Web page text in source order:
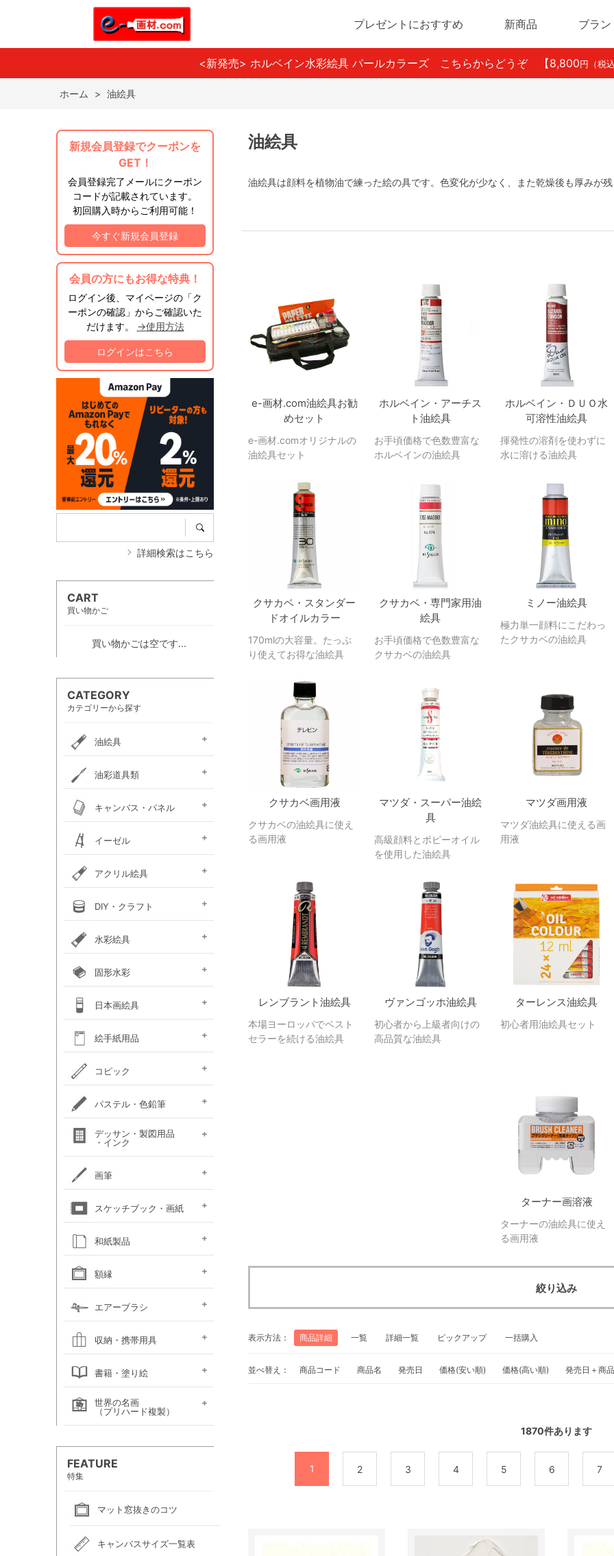
プレゼントにおすすめ 新商品 ブラン
<新発売> ホルベイン水彩絵具 パールカラーズ こちらからどうぞ 【8,800 円（税込
ホーム > 油絵具
新規会員登録でクーポンを
GET！
会員登録完了メールにクーポン
コードが記載されています。
初回購入時からご利用可能！
今すぐ新規会員登録
会員の方にもお得な特典！
ログイン後、マイページの「ク
ーポンの確認」からご確認いた
だけます。 →使用方法
ログインはこちら
詳細検索はこちら
CART
買い物かご
買い物かごは空です...
CATEGORY
カテゴリーから探す
油絵具
お勧めセット
アーチスト油絵具
DUO水可溶性油絵具
ヴェルネ 高品位油絵具
ホルベイン画用液
スタンダードオイルカラー
クサカベ・専門家用油絵具
ミノー油絵具
ギルド油絵具
ラスター油絵具
クサカベ画用液
マツダ・スーパー油絵具
マツダ画用液
オイルカラー AOC
W＆N画用液
レンブラント油絵具
ヴァンゴッホ油絵具
ターレンス油絵具
ターレンス画用液
ターナー・マチソン油絵具
ターナー画溶液
油彩道具類
ペインティングナイフ
ペインティングナイフ
イタリアンアートナイフ
ペンチングナイフ
パレットナイフ
カタリスト
パレット
チューブ絞り
キャンバス・パネル
張り上げキャンバス
ロールキャンバス
キャンバスボード
木枠
キャンバス張り用具
木製パネル・水貼りテープ
メタリックキャンバス
イーゼル
アトリエイーゼル
デッサンイーゼル
ディスプレイイーゼル
野外イーゼル
卓上イーゼル
イーゼルボックス
アトリエキャビネット
イーゼル用品
アクリル絵具
アクリルガッシュ絵具
ガッシュ専用メディウム
布えのぐ
ターナー・イベントカラー
絵具（レギュラー）
絵具（ソフト）
リキテックスベーシックス
リキテックスリキッド
リキテックスプライム
アクリリックプラス
リキテックスバイオベース
メディウム類
ホルベイン・アクリリック
カラー［ヘビーボディ］
アクリリックガッシュ
ホルベイン・メディウム類
ホルベイン・アクリリック
カラー ［フルイド］
ホルベイン・アクリリック
カラー ［インク］
ホルベイン・アクリリック
カラー ［イリデッセンス］
アクリリックカラー
アクリリックガッシュ
アムステルダム・アクリリ
ックカラー エキスパート
アムステルダム・アクリル
絵具メディウム／補助材
クサカベ・アキーラ
アキーラ ガッシュ
アキーラ専用 メディウ
ム
アクリル絵具廃液処理剤
ゴールデン ヘビーボデ
ィ
ゴールデン フルイド
ゴールデン ハイフロー
ゴールデン オープン
ゴールデン ソーフラッ
ト
ゴールデン メディウム
DIY・クラフト
ガラスペイント
ベトンペースト
布えのぐ
ステッチカラー
オーブン陶土
水彩絵具
セット
専門家用透明水彩絵具
ハルモニア分離水彩絵具
シングルピグメント
W＆N プロフェッショナル・
ウォーターカラー(PWC)
レンブラント水彩絵具
ゴールデン QoR(コア)
ホルベイン透明水彩絵具
絵具（ガッシュ）
メディウム・他
ダニエルスミス
ターナー・ポスターカラー
水彩道具類
マスク液
固形水彩
ウォーターカラー(PWC)
ウォーターカラー(CWC)
ホルベイン・ケーキカラー
ホルベイン・パンカラー
FINETEC(ファインテック)
ゴールデン QoR(コア)
パール固形水彩絵具
カラー固形水彩
固形透明水彩絵具
固形透明水彩絵具
プチカラー 透明固形水
彩
ダニエルスミス ハーフパ
ン
水彩道具類
日本画絵具
新岩絵具
天然岩絵具
ナカガワ水飛胡粉
吉祥水干絵具
吉祥チューブ水干絵具
吉祥 日本画用顔料
(糊剤・目止め剤)
金泥・銀泥・箔類
顔彩角皿
顔彩鉄鉢
墨彩画セット
日本画墨
日本画道具類
ナカガワ 日本画キット
呉竹 顔彩
絵手紙用品
絵手紙セット
フィス顔彩パレット
顔彩深美
絵手紙用
はがき・絵手紙帳
コピック
コピック スケッチ
コピック チャオ
コピック クラシック
コピック アクレア
ープラス
パステル・色鉛筆
パステルセット
（ハード）
パステルセット
（ソフト）
パンパステル
パステル鉛筆セット
オイルパステル・
クレパス・クレヨン
パステル・色鉛筆
関連用品
色鉛筆セット
水彩色鉛筆セット
チョークアート
デッサン・製図用品
・インク
鉛筆セット
画用木炭
モデル人形
デッサン関連用品
ロットリング
W&N ドローイングインク
画筆
油彩筆セット
油彩用ラウンド（丸筆）
（丸平筆）
油彩用フラット（平筆）
油彩用ファン（扇型）
油絵用刷毛
水彩筆セット
水彩用ラウンド（丸筆）
水彩用フラット（平筆）
（日本画・デザイン用）
（日本画・デザイン用）
（日本画・デザイン用）
（日本画・デザイン用）
（日本画・デザイン用）
（日本画・デザイン用）
（日本画・デザイン用）
（日本画・デザイン用）
化粧筆
絵手紙用筆
スケッチブック・画紙
アルシュ水彩紙
モンバルキャンソン
ファインフェース
キャンソンXL
アルビレオ水彩紙
クレスター水彩紙
フォード水彩紙
アヴァロン水彩紙
ラングトン水彩紙
ワトソン水彩紙
ホワイトワトソン水彩紙
TACスケッチブック
W&N コットマン水彩紙
ナル水彩紙
スケッチブック 並口
オリーブシリーズ厚口
メダリオン特厚口
マルマン ヴィフアール
マルマン ソーホー
マルマン 麻表紙
クロッキーブック
クレイドクロッキー
セクションクロッキー
スタンダードクロッキー
キャンソン ミ・タント
パステルワトソン
パステルマーメイド
パステルブック
ペーパーセレクション
ポストカード
カラージェッソペーパー
水彩色紙
和紙製品
和紙・絵絹・転写紙
日本画用麻紙ボールド
水墨画用紙
ファイル
芳名帳・仮巻
額縁
油彩用額縁 (木製)
仮額縁
(マット付)
(マット無し)
軽量フレーム・イレパネ
色紙額
額用金具
エアーブラシ
ハンドピース
コンプレッサー
システムパーツ（部品）
エアーブラシ関連用品
収納・携帯用具
ポートフォリオ
キャンバスバッグ
キャンバスバッグ
スケッチバッグ各種
スケッチバッグ
エプロン
書籍・塗り絵
絵画関連書籍
塗り絵
世界の名画
（プリハード複製）
FEATURE
特集
マット窓抜きのコツ
キャンバスサイズ一覧表
油絵具
油絵具は顔料を植物油で練った絵の具です。色変化が少なく、また乾燥後も厚みが
e-画材.com油絵具お勧
めセット
e-画材.comオリジナルの
油絵具セット
ホルベイン・アーチス
ト油絵具
お手頃価格で色数豊富な
ホルベインの油絵具
ホルベイン・ＤＵＯ水
可溶性油絵具
揮発性の溶剤を使わずに
水に溶ける油絵具
クサカベ・スタンダー
ドオイルカラー
170mlの大容量。たっぷ
り使えてお得な油絵具
クサカベ・専門家用油
絵具
お手頃価格で色数豊富な
クサカベの油絵具
ミノー油絵具
極力単一顔料にこだわっ
たクサカベの油絵具
クサカベ画用液
クサカベの油絵具に使え
る画用液
マツダ・スーパー油絵
具
高級顔料とポピーオイル
を使用した油絵具
マツダ画用液
マツダ油絵具に使える画
用液
レンブラント油絵具
本場ヨーロッパでベスト
セラーを続ける油絵具
ヴァンゴッホ油絵具
初心者から上級者向けの
高品質な油絵具
ターレンス油絵具
初心者用油絵具セット
ターナー画溶液
ターナーの油絵具に使え
る画用液
絞り込み
表示方法： 商品詳細 一覧 詳細一覧 ピックアップ 一括購入
並べ替え： 商品コード 商品名 発売日 価格(安い順) 価格(高い順) 発売日＋商
1870件あります
1 2 3 4 5 6 7